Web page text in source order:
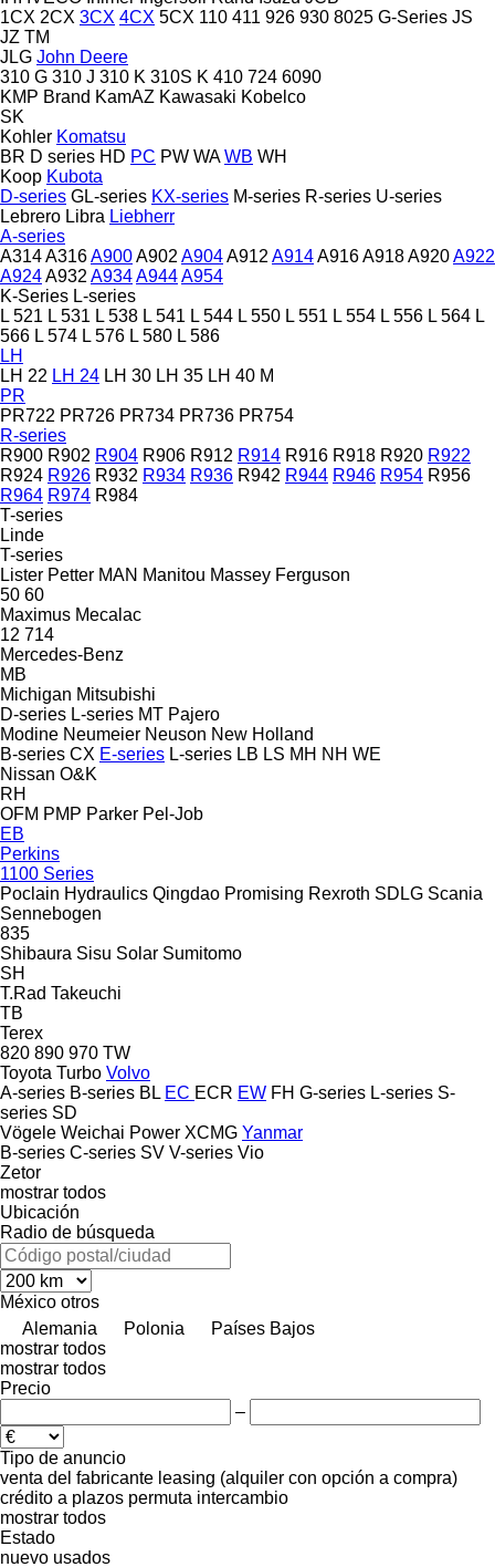
1CX 2CX 3CX 4CX 5CX 110 411 926 930 8025 G-Series JS
JZ TM
JLG John Deere
310 G 310 J 310 K 310S K 410 724 6090
KMP Brand KamAZ Kawasaki Kobelco
SK
Kohler Komatsu
BR D series HD PC PW WA WB WH
Koop Kubota
D-series GL-series KX-series M-series R-series U-series
Lebrero Libra Liebherr
A-series
A314A316A900A902 A904A912 A914A916A918A920A922
A924A932 A934A944A954
K-Series L-series
L 521 L 531 L 538 L 541 L 544 L 550 L 551 L 554 L 556 L 564 L
566 L 574 L 576 L 580 L 586
LH
LH 22 LH 24 LH 30 LH 35 LH 40 M
PR
PR722 PR726 PR734 PR736 PR754
R-series
R900 R902 R904 R906 R912 R914 R916 R918 R920 R922
R924 R926 R932 R934 R936 R942 R944 R946 R954 R956
R964 R974 R984
T-series
Linde
T-series
Lister Petter MAN Manitou Massey Ferguson
50 60
Maximus Mecalac
12 714
Mercedes-Benz
MB
Michigan Mitsubishi
D-series L-series MT Pajero
Modine Neumeier Neuson New Holland
B-series CX E-series L-series LB LS MH NH WE
Nissan O&K
RH
OFM PMP Parker Pel-Job
EB
Perkins
1100 Series
Poclain Hydraulics Qingdao Promising Rexroth SDLG Scania
Sennebogen
835
Shibaura Sisu Solar Sumitomo
SH
T.Rad Takeuchi
TB
Terex
820 890 970 TW
Toyota Turbo Volvo
A-series B-series BL EC ECR EW FH G-series L-series S-
series SD
Vögele Weichai Power XCMG Yanmar
B-series C-series SV V-series Vio
Zetor
mostrar todos
Ubicación
Radio de búsqueda
México otros
Alemania
Polonia
Países Bajos
mostrar todos
mostrar todos
Precio
–
Tipo de anuncio
venta del fabricante leasing (alquiler con opción a compra)
crédito a plazos permuta intercambio
mostrar todos
Estado
nuevo usados